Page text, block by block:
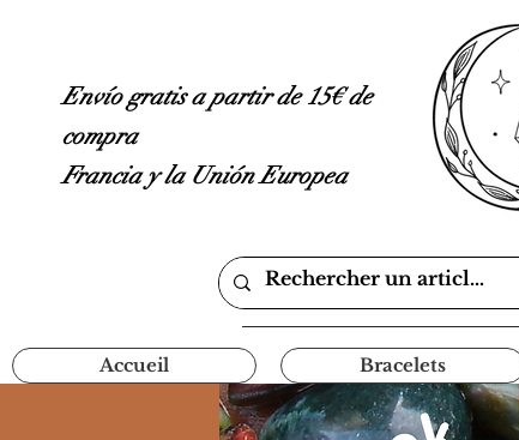
Envío gratis a partir de 15€ de
compra
Francia y la Unión Europea
Accueil Bracelets